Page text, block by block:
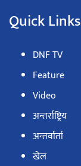
Quick Links
DNF TV
Feature
Video
अन्तर्राष्ट्रिय
अन्तर्वार्ता
खेल